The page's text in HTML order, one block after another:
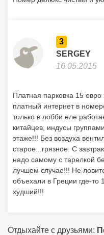
платный интернет в
этаже!!! Без воздуха
старое...грязное. С
надо самому с тарелкой
лучшем случае!!! Не
худший!!!
Отдыхайте с друзьями:
найденным туром.
Об отеле
Расположен: в восточной
номеров. Номер телефона: